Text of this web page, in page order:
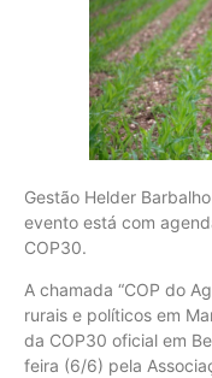
Gestão Helder
evento está com
COP30.
A chamada “COP do
rurais e políticos em
da COP30 oficial em
feira (6/6) pela